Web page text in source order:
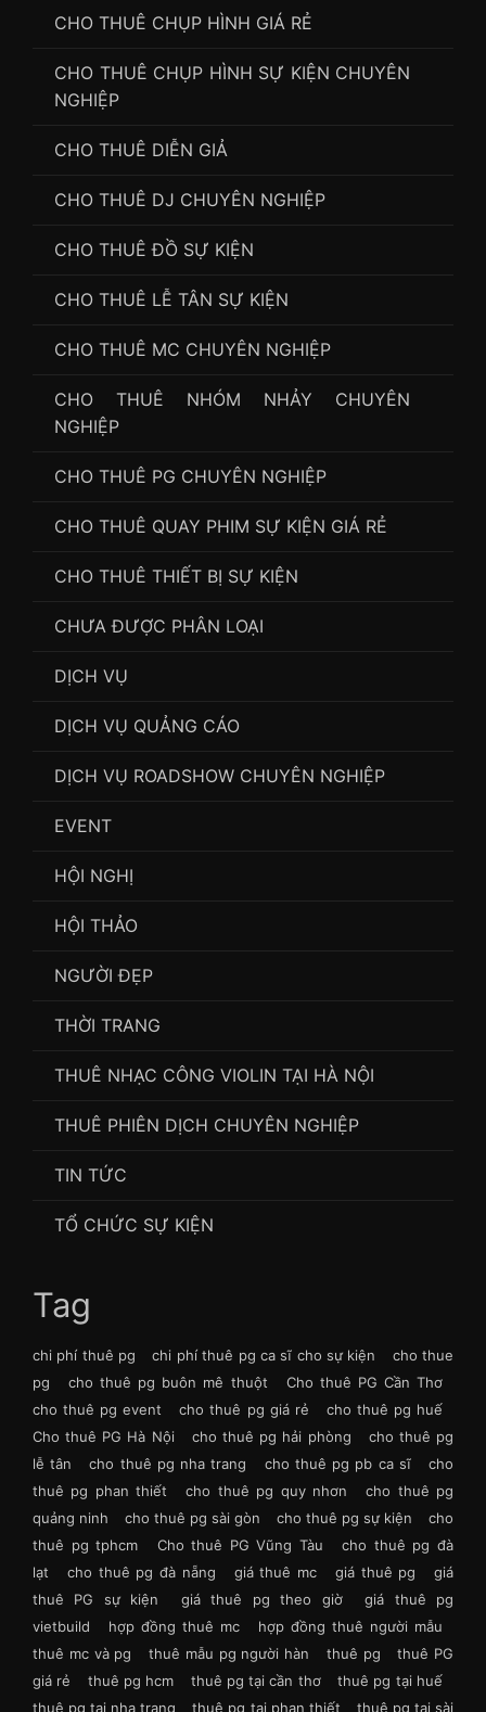
CHO THUÊ CHỤP HÌNH GIÁ RẺ
CHO THUÊ CHỤP HÌNH SỰ KIỆN CHUYÊN
NGHIỆP
CHO THUÊ DIỄN GIẢ
CHO THUÊ DJ CHUYÊN NGHIỆP
CHO THUÊ ĐỒ SỰ KIỆN
CHO THUÊ LỄ TÂN SỰ KIỆN
CHO THUÊ MC CHUYÊN NGHIỆP
CHO THUÊ NHÓM NHẢY CHUYÊN
NGHIỆP
CHO THUÊ PG CHUYÊN NGHIỆP
CHO THUÊ QUAY PHIM SỰ KIỆN GIÁ RẺ
CHO THUÊ THIẾT BỊ SỰ KIỆN
CHƯA ĐƯỢC PHÂN LOẠI
DỊCH VỤ
DỊCH VỤ QUẢNG CÁO
DỊCH VỤ ROADSHOW CHUYÊN NGHIỆP
EVENT
HỘI NGHỊ
HỘI THẢO
NGƯỜI ĐẸP
THỜI TRANG
THUÊ NHẠC CÔNG VIOLIN TẠI HÀ NỘI
THUÊ PHIÊN DỊCH CHUYÊN NGHIỆP
TIN TỨC
TỔ CHỨC SỰ KIỆN
Tag
chi phí thuê pg chi phí thuê pg ca sĩ cho sự kiện
cho thue
pg
cho thuê pg buôn mê thuột
Cho thuê PG Cần Thơ
cho thuê pg event
cho thuê pg giá rẻ
cho thuê pg huế
Cho thuê PG Hà Nội
cho thuê pg hải phòng
cho thuê pg
lễ tân
cho thuê pg nha trang cho thuê pg pb ca sĩ
cho
thuê pg phan thiết
cho thuê pg quy nhơn
cho thuê pg
quảng ninh
cho thuê pg sài gòn cho thuê pg sự kiện
cho
thuê pg tphcm
Cho thuê PG Vũng Tàu
cho thuê pg đà
lạt
cho thuê pg đà nẵng giá thuê mc giá thuê pg
giá
thuê PG sự kiện
giá thuê pg theo giờ
giá thuê pg
vietbuild
hợp đồng thuê mc
hợp đồng thuê người mẫu
thuê mc và pg
thuê mẫu pg người hàn thuê pg
thuê PG
giá rẻ
thuê pg hcm thuê pg tại cần thơ
thuê pg tại huế
thuê pg tại nha trang
thuê pg tại phan thiết thuê pg tại sài